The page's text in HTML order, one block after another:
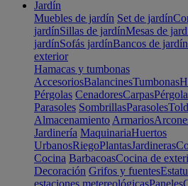
Jardín
Muebles de jardín Set de jardín
jardínSillas de jardínMesas de
jardínSofás jardínBancos de jardín
exterior
Hamacas y tumbonas
AccesoriosBalancinesTumbonas
Pérgolas CenadoresCarpas
Parasoles SombrillasParasoles
Almacenamiento Armarios
Jardinería MaquinariaHuertos
UrbanosRiegoPlantasJardineras
Cocina BarbacoasCocina de
Decoración Grifos y fuentes
estaciones metereológicasPaneles